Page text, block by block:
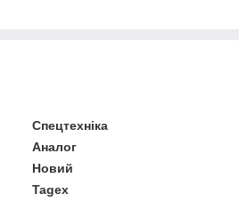
Спецтехніка
Аналог
Новий
Tagex